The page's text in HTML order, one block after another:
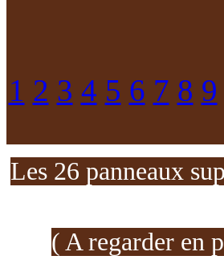
1 2 3 4 5 6 7 8 9
Les 26 panneaux
( A regarder en